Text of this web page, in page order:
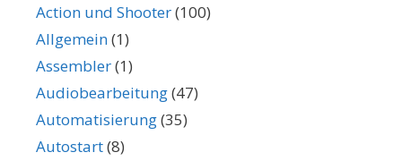
Action und Shooter(100)
Allgemein(1)
Assembler(1)
Audiobearbeitung(47)
Automatisierung(35)
Autostart(8)